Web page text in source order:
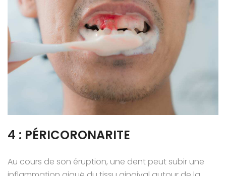
4 : PÉRICORONARITE
Au cours de son éruption, une dent peut subir une